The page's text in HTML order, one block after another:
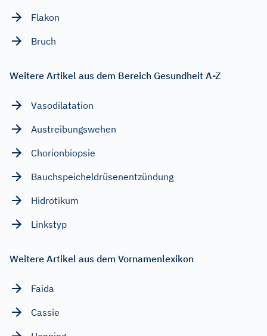
Flakon
Bruch
Weitere Artikel aus dem Bereich Gesundheit A-Z
Vasodilatation
Austreibungswehen
Chorionbiopsie
Bauchspeicheldrüsenentzündung
Hidrotikum
Linkstyp
Weitere Artikel aus dem Vornamenlexikon
Faida
Cassie